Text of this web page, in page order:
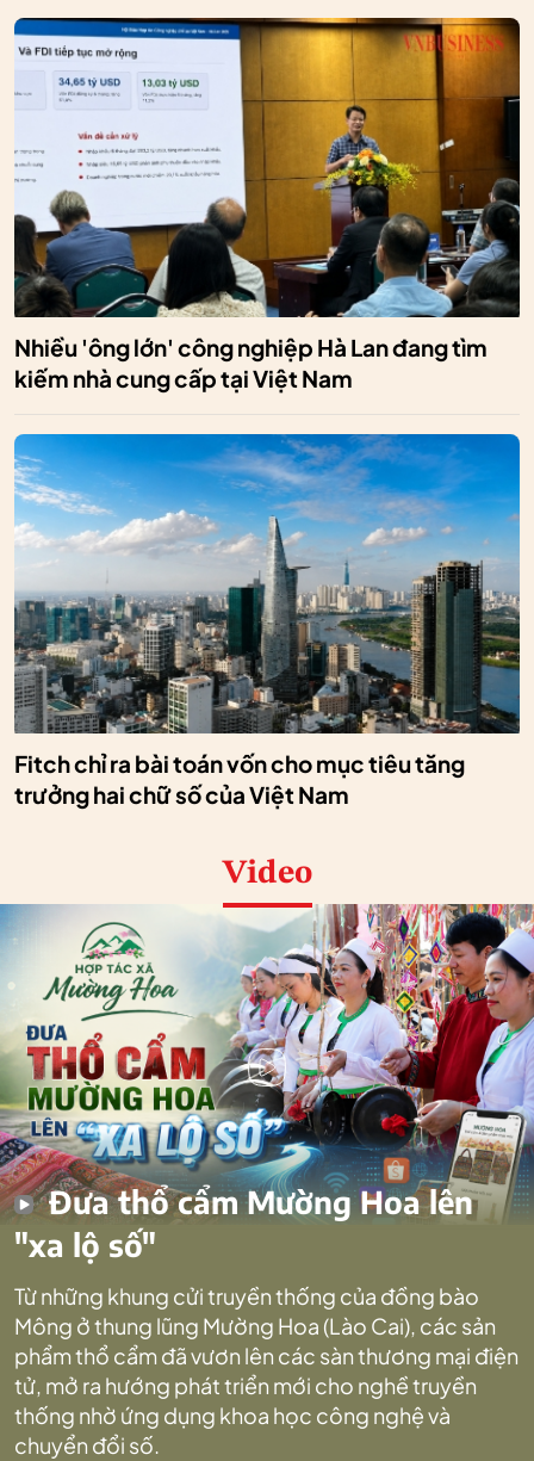
Nhiều 'ông lớn' công nghiệp Hà Lan đang tìm
kiếm nhà cung cấp tại Việt Nam
Fitch chỉ ra bài toán vốn cho mục tiêu tăng
trưởng hai chữ số của Việt Nam
Video
Đưa thổ cẩm Mường Hoa lên
"xa lộ số"
Từ những khung cửi truyền thống của đồng bào
Mông ở thung lũng Mường Hoa (Lào Cai), các sản
phẩm thổ cẩm đã vươn lên các sàn thương mại điện
tử, mở ra hướng phát triển mới cho nghề truyền
thống nhờ ứng dụng khoa học công nghệ và
chuyển đổi số.